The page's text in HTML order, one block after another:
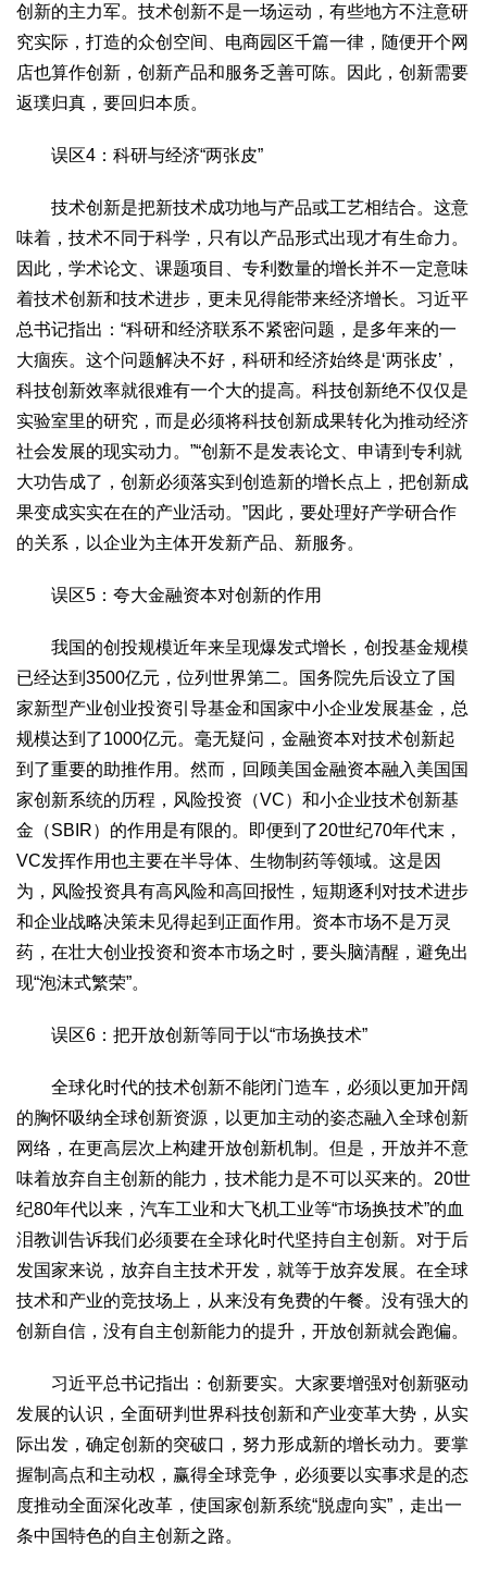
创新的主力军。技术创新不是一场运动，有些地方不注意研
究实际，打造的众创空间、电商园区千篇一律，随便开个网
店也算作创新，创新产品和服务乏善可陈。因此，创新需要
返璞归真，要回归本质。
误区4：科研与经济“两张皮”
技术创新是把新技术成功地与产品或工艺相结合。这意
味着，技术不同于科学，只有以产品形式出现才有生命力。
因此，学术论文、课题项目、专利数量的增长并不一定意味
着技术创新和技术进步，更未见得能带来经济增长。习近平
总书记指出：“科研和经济联系不紧密问题，是多年来的一
大痼疾。这个问题解决不好，科研和经济始终是‘两张皮’，
科技创新效率就很难有一个大的提高。科技创新绝不仅仅是
实验室里的研究，而是必须将科技创新成果转化为推动经济
社会发展的现实动力。”“创新不是发表论文、申请到专利就
大功告成了，创新必须落实到创造新的增长点上，把创新成
果变成实实在在的产业活动。”因此，要处理好产学研合作
的关系，以企业为主体开发新产品、新服务。
误区5：夸大金融资本对创新的作用
我国的创投规模近年来呈现爆发式增长，创投基金规模
已经达到3500亿元，位列世界第二。国务院先后设立了国
家新型产业创业投资引导基金和国家中小企业发展基金，总
规模达到了1000亿元。毫无疑问，金融资本对技术创新起
到了重要的助推作用。然而，回顾美国金融资本融入美国国
家创新系统的历程，风险投资（VC）和小企业技术创新基
金（SBIR）的作用是有限的。即便到了20世纪70年代末，
VC发挥作用也主要在半导体、生物制药等领域。这是因
为，风险投资具有高风险和高回报性，短期逐利对技术进步
和企业战略决策未见得起到正面作用。资本市场不是万灵
药，在壮大创业投资和资本市场之时，要头脑清醒，避免出
现“泡沫式繁荣”。
误区6：把开放创新等同于以“市场换技术”
全球化时代的技术创新不能闭门造车，必须以更加开阔
的胸怀吸纳全球创新资源，以更加主动的姿态融入全球创新
网络，在更高层次上构建开放创新机制。但是，开放并不意
味着放弃自主创新的能力，技术能力是不可以买来的。20世
纪80年代以来，汽车工业和大飞机工业等“市场换技术”的血
泪教训告诉我们必须要在全球化时代坚持自主创新。对于后
发国家来说，放弃自主技术开发，就等于放弃发展。在全球
技术和产业的竞技场上，从来没有免费的午餐。没有强大的
创新自信，没有自主创新能力的提升，开放创新就会跑偏。
习近平总书记指出：创新要实。大家要增强对创新驱动
发展的认识，全面研判世界科技创新和产业变革大势，从实
际出发，确定创新的突破口，努力形成新的增长动力。要掌
握制高点和主动权，赢得全球竞争，必须要以实事求是的态
度推动全面深化改革，使国家创新系统“脱虚向实”，走出一
条中国特色的自主创新之路。